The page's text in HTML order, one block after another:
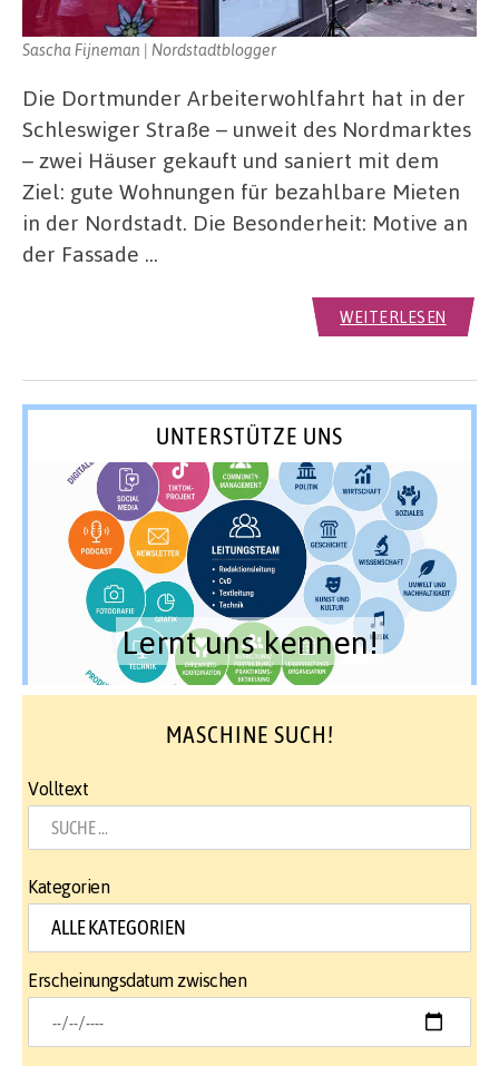
Sascha Fijneman | Nordstadtblogger
Die Dortmunder Arbeiterwohlfahrt hat in der
Schleswiger Straße – unweit des Nordmarktes
– zwei Häuser gekauft und saniert mit dem
Ziel: gute Wohnungen für bezahlbare Mieten
in der Nordstadt. Die Besonderheit: Motive an
der Fassade …
WEITERLESEN
UNTERSTÜTZE UNS
Lernt uns kennen!
MASCHINE SUCH!
Volltext
Kategorien
Erscheinungsdatum zwischen